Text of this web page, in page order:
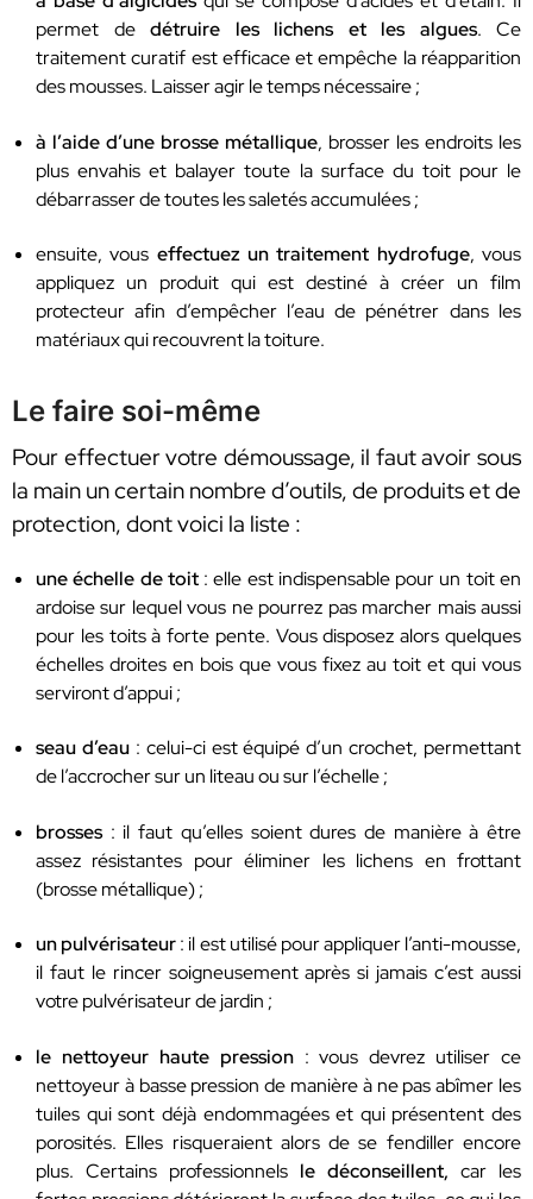
permet de détruire les lichens et les algues. Ce
traitement curatif est efficace et empêche la réapparition
des mousses. Laisser agir le temps nécessaire ;
à l’aide d’une brosse métallique, brosser les endroits les
plus envahis et balayer toute la surface du toit pour le
débarrasser de toutes les saletés accumulées ;
ensuite, vous effectuez un traitement hydrofuge, vous
appliquez un produit qui est destiné à créer un film
protecteur afin d’empêcher l’eau de pénétrer dans les
matériaux qui recouvrent la toiture.
Le faire soi-même
Pour effectuer votre démoussage, il faut avoir sous
la main un certain nombre d’outils, de produits et de
protection, dont voici la liste :
une échelle de toit : elle est indispensable pour un toit en
ardoise sur lequel vous ne pourrez pas marcher mais aussi
pour les toits à forte pente. Vous disposez alors quelques
échelles droites en bois que vous fixez au toit et qui vous
serviront d’appui ;
seau d’eau: celui-ci est équipé d’un crochet, permettant
de l’accrocher sur un liteau ou sur l’échelle ;
brosses: il faut qu’elles soient dures de manière à être
assez résistantes pour éliminer les lichens en frottant
(brosse métallique) ;
un pulvérisateur: il est utilisé pour appliquer l’anti-mousse,
il faut le rincer soigneusement après si jamais c’est aussi
votre pulvérisateur de jardin ;
le nettoyeur haute pression : vous devrez utiliser ce
nettoyeur à basse pression de manière à ne pas abîmer les
tuiles qui sont déjà endommagées et qui présentent des
porosités. Elles risqueraient alors de se fendiller encore
plus. Certains professionnels le déconseillent, car les